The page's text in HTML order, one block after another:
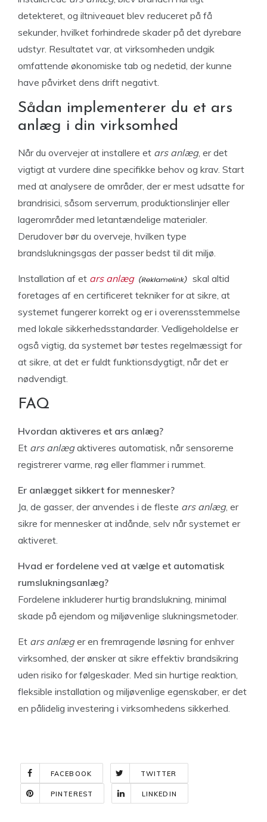
detekteret, og iltniveauet blev reduceret på få
sekunder, hvilket forhindrede skader på det dyrebare
udstyr. Resultatet var, at virksomheden undgik
omfattende økonomiske tab og nedetid, der kunne
have påvirket dens drift negativt.
Sådan implementerer du et ars
anlæg i din virksomhed
Når du overvejer at installere et ars anlæg, er det
vigtigt at vurdere dine specifikke behov og krav. Start
med at analysere de områder, der er mest udsatte for
brandrisici, såsom serverrum, produktionslinjer eller
lagerområder med letantændelige materialer.
Derudover bør du overveje, hvilken type
brandslukningsgas der passer bedst til dit miljø.
Installation af et ars anlæg
skal altid
foretages af en certificeret tekniker for at sikre, at
systemet fungerer korrekt og er i overensstemmelse
med lokale sikkerhedsstandarder. Vedligeholdelse er
også vigtig, da systemet bør testes regelmæssigt for
at sikre, at det er fuldt funktionsdygtigt, når det er
nødvendigt.
FAQ
Hvordan aktiveres et ars anlæg?
Et ars anlægaktiveres automatisk, når sensorerne
registrerer varme, røg eller flammer i rummet.
Er anlægget sikkert for mennesker?
Ja, de gasser, der anvendes i de fleste ars anlæg, er
sikre for mennesker at indånde, selv når systemet er
aktiveret.
Hvad er fordelene ved at vælge et automatisk
rumslukningsanlæg?
Fordelene inkluderer hurtig brandslukning, minimal
skade på ejendom og miljøvenlige slukningsmetoder.
Et ars anlæger en fremragende løsning for enhver
virksomhed, der ønsker at sikre effektiv brandsikring
uden risiko for følgeskader. Med sin hurtige reaktion,
fleksible installation og miljøvenlige egenskaber, er det
en pålidelig investering i virksomhedens sikkerhed.
FACEBOOK TWITTER
PINTEREST LINKEDIN